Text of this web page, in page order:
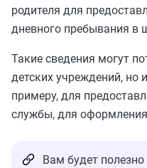
родителя для
дневного пребывания в
Такие сведения могут
детских учреждений, но
примеру, для
службы, для
Вам будет полезно